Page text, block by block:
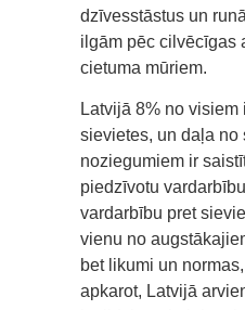
dzīvesstāstus un
ilgām pēc cilvēcīgas
cietuma mūriem.
Latvijā 8% no
sievietes, un daļa
noziegumiem ir
piedzīvotu
vardarbību pret
vienu no
bet likumi un
apkarot, Latvijā